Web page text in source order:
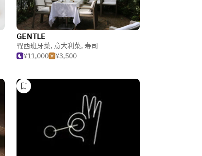
GENTLE
西班牙菜, 意大利菜, 寿司
¥11,000
¥3,500